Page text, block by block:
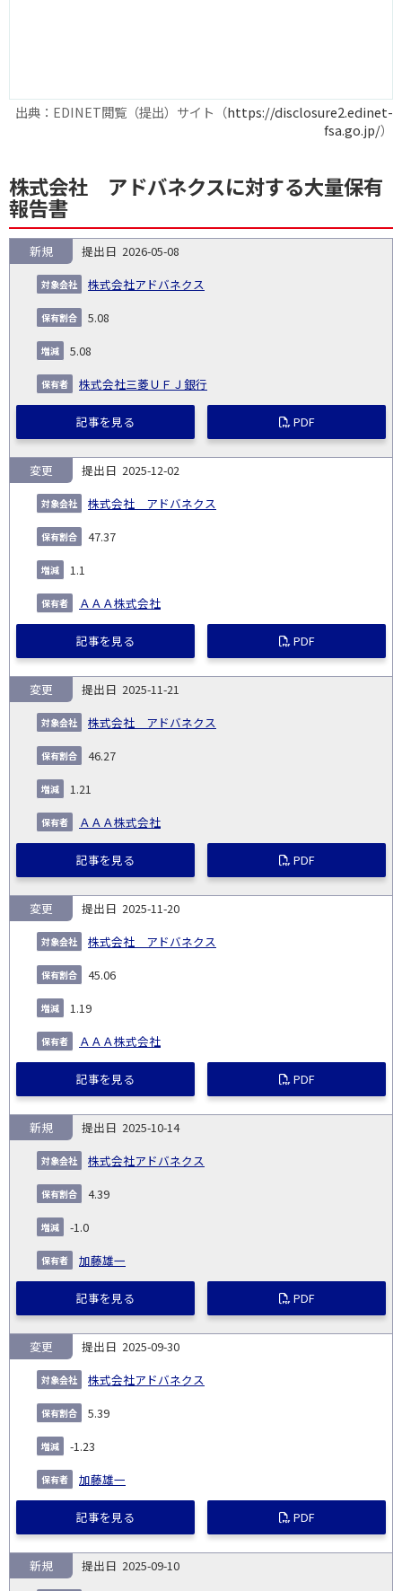
出典：EDINET閲覧（提出）サイト（https://disclosure2.edinet-
fsa.go.jp/）
株式会社 アドバネクスに対する大量保有
報告書
NO.
告
義
務
発
生
日
提
日
証券
対
2026-05-08
株式会社アドバネクス
新規
5.08
5.08
株式会社三菱ＵＦＪ銀行
記事を見る PDF
2025-12-02
株式会社 アドバネクス
変更
47.37
1.1
ＡＡＡ株式会社
記事を見る PDF
2025-11-21
株式会社 アドバネクス
変更
46.27
1.21
ＡＡＡ株式会社
記事を見る PDF
2025-11-20
株式会社 アドバネクス
変更
45.06
1.19
ＡＡＡ株式会社
記事を見る PDF
2025-10-14
株式会社アドバネクス
新規
4.39
-1.0
加藤雄一
記事を見る PDF
2025-09-30
株式会社アドバネクス
変更
5.39
-1.23
加藤雄一
記事を見る PDF
2025-09-10
新規